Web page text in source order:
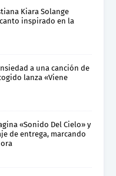
Kiara Solange
inspirado en la
a una canción de
lanza «Viene
«Sonido Del Cielo» y
de entrega, marcando